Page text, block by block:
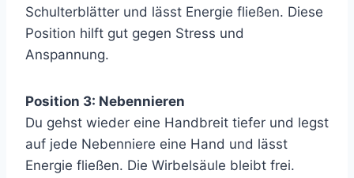
Schulterblätter und lässt Energie fließen. Diese
Position hilft gut gegen Stress und
Anspannung.
Position 3: Nebennieren
Du gehst wieder eine Handbreit tiefer und legst
auf jede Nebenniere eine Hand und lässt
Energie fließen. Die Wirbelsäule bleibt frei.